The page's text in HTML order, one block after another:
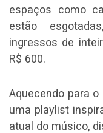
espaços como
estão
ingressos de
R$ 600.
Aquecendo para o
uma playlist
atual do músico,